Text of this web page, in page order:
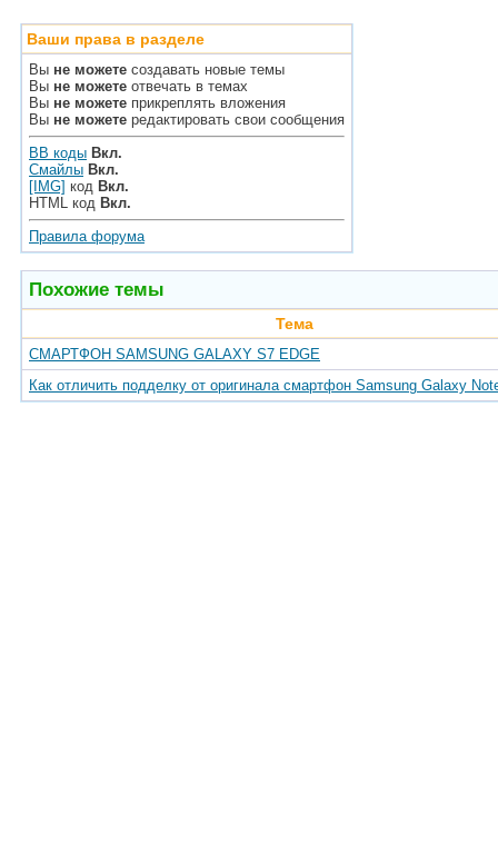
Ваши права в разделе
Вы не можете создавать новые темы
Вы не можете отвечать в темах
Вы не можете прикреплять вложения
Вы не можете редактировать свои сообщения
BB коды Вкл.
Смайлы Вкл.
[IMG] код Вкл.
HTML код Вкл.
Правила форума
Похожие темы
Тема
СМАРТФОН SAMSUNG GALAXY S7 EDGE
Как отличить подделку от оригинала смартфон Samsung Galaxy